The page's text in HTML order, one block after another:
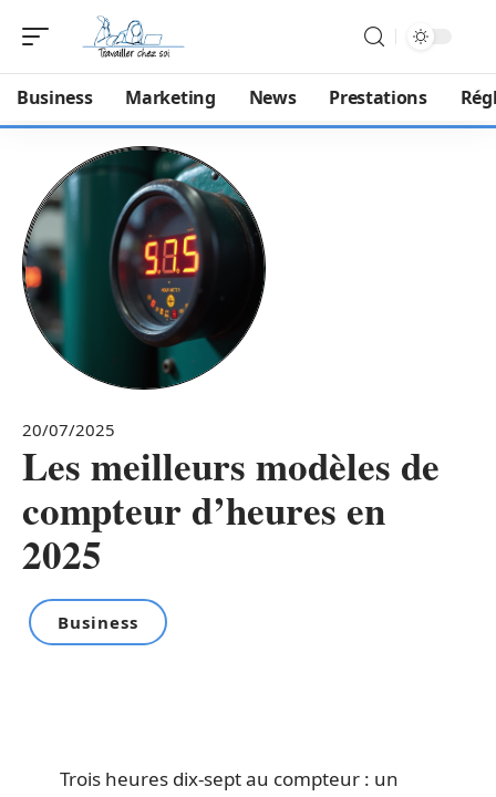
Business Marketing News Prestations
20/07/2025
Les meilleurs modèles de
compteur d’heures en
2025
Business
Trois heures dix-sept au compteur : un